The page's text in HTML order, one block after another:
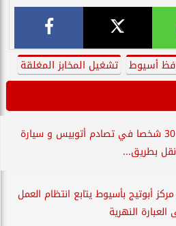
أسيوط تشغيل المخابز المغلقة
إصابة 30 شخصا في تصادم أتوبيس و سيارة
بطريق...
أبوتيج بأسيوط يتابع انتظام العمل
النهرية